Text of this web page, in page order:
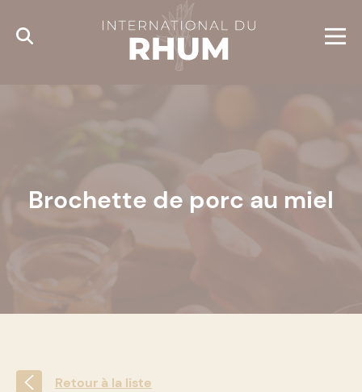
Brochette de porc au miel
Retour à la liste
Cookies management panel